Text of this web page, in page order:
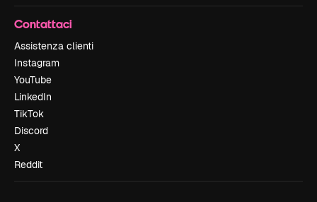
Contattaci
Assistenza clienti
Instagram
YouTube
LinkedIn
TikTok
Discord
X
Reddit